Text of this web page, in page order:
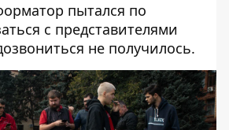
пытался по
с представителями
не получилось.